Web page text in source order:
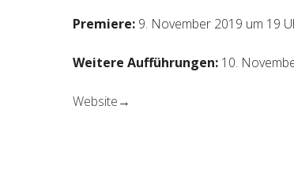
Premiere: 9. November 2019 um 19
Weitere Aufführungen: 10.
Website→